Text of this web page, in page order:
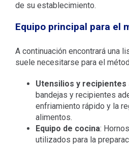
de su establecimiento.
Equipo principal para el
A continuación encontrará una
suele necesitarse para el
Utensilios y recipientes
bandejas y recipientes
enfriamiento rápido y la
alimentos.
Equipo de cocina:
utilizados para la